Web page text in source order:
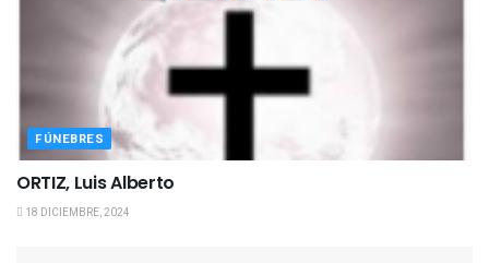
FÚNEBRES
ORTIZ, Luis Alberto
18 DICIEMBRE, 2024